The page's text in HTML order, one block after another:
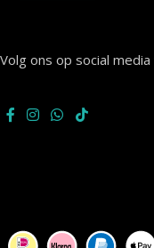
Volg ons op social